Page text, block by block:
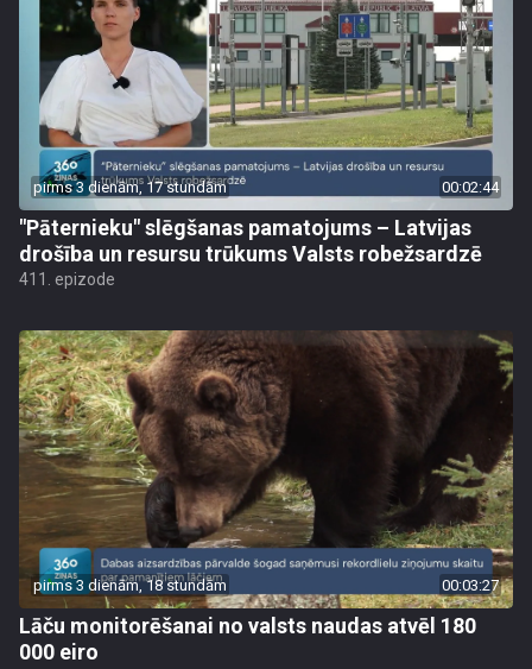
pirms 3 dienām, 17 stundām 00:02:44
"Pāternieku" slēgšanas pamatojums – Latvijas
drošība un resursu trūkums Valsts robežsardzē
411. epizode
pirms 3 dienām, 18 stundām 00:03:27
Lāču monitorēšanai no valsts naudas atvēl 180
000 eiro